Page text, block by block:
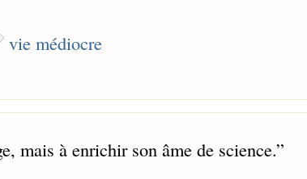
vie médiocre
mais à enrichir son âme de science.”